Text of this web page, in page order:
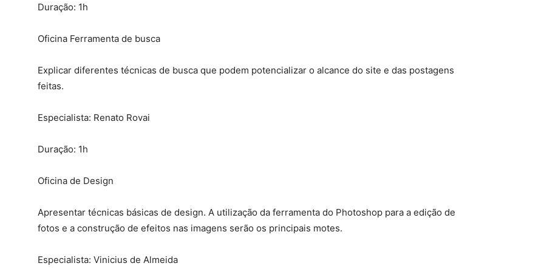
Duração: 1h
Oficina Ferramenta de busca
Explicar diferentes técnicas de busca que podem potencializar o alcance do site e das postagens
feitas.
Especialista: Renato Rovai
Duração: 1h
Oficina de Design
Apresentar técnicas básicas de design. A utilização da ferramenta do Photoshop para a edição de
fotos e a construção de efeitos nas imagens serão os principais motes.
Especialista: Vinicius de Almeida